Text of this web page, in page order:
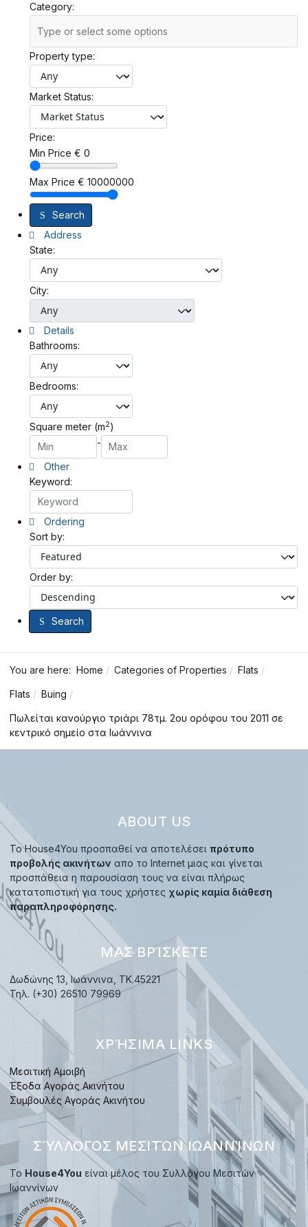
Category:
Property type:
Market Status:
Price:
Min Price € 0
Max Price € 10000000
Search
Address
State:
City:
Details
Bathrooms:
Bedrooms:
Square meter (m2)
-
Other
Keyword:
Ordering
Sort by:
Order by:
Search
You are here: Home Categories of Properties Flats
Flats Buing
Πωλείται κανούργιο τριάρι 78τμ. 2ου ορόφου του 2011 σε
κεντρικό σημείο στα Ιωάννινα
ABOUT US
Το House4You προσπαθεί να αποτελέσει πρότυπο
προβολής ακινήτων απο το Internet μιας και γίνεται
προσπάθεια η παρουσίαση τους να είναι πλήρως
κατατοπιστική για τους χρήστες χωρίς καμία διάθεση
παραπληροφόρησης.
ΜΑΣ ΒΡΊΣΚΕΤΕ
Δωδώνης 13, Ιωάννινα, TK.45221
Τηλ. (+30) 26510 79969
ΧΡΉΣΙΜΑ LINKS
Μεσιτική Αμοιβή
Έξοδα Αγοράς Ακινήτου
Συμβουλές Αγοράς Ακινήτου
ΣΎΛΛΟΓΟΣ ΜΕΣΙΤΏΝ ΙΩΑΝΝΊΝΩΝ
Το House4You είναι μέλος του Συλλόγου Μεσιτών
Ιωαννίνων